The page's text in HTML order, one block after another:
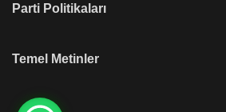
Parti Politikaları
Temel Metinler